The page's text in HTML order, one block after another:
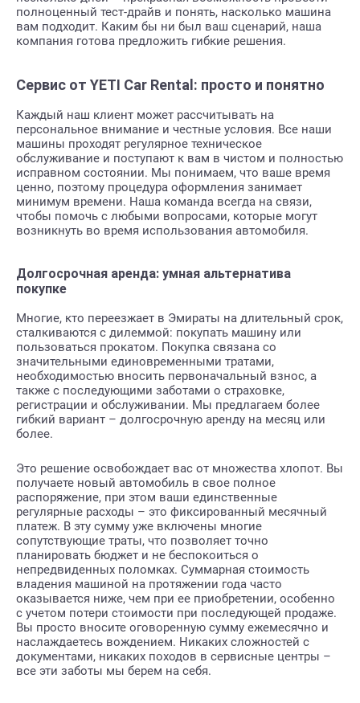
полноценный тест-драйв и понять, насколько машина
вам подходит. Каким бы ни был ваш сценарий, наша
компания готова предложить гибкие решения.
Сервис от YETI Car Rental: просто и понятно
Каждый наш клиент может рассчитывать на
персональное внимание и честные условия. Все наши
машины проходят регулярное техническое
обслуживание и поступают к вам в чистом и полностью
исправном состоянии. Мы понимаем, что ваше время
ценно, поэтому процедура оформления занимает
минимум времени. Наша команда всегда на связи,
чтобы помочь с любыми вопросами, которые могут
возникнуть во время использования автомобиля.
Долгосрочная аренда: умная альтернатива
покупке
Многие, кто переезжает в Эмираты на длительный срок,
сталкиваются с дилеммой: покупать машину или
пользоваться прокатом. Покупка связана со
значительными единовременными тратами,
необходимостью вносить первоначальный взнос, а
также с последующими заботами о страховке,
регистрации и обслуживании. Мы предлагаем более
гибкий вариант – долгосрочную аренду на месяц или
более.
Это решение освобождает вас от множества хлопот. Вы
получаете новый автомобиль в свое полное
распоряжение, при этом ваши единственные
регулярные расходы – это фиксированный месячный
платеж. В эту сумму уже включены многие
сопутствующие траты, что позволяет точно
планировать бюджет и не беспокоиться о
непредвиденных поломках. Суммарная стоимость
владения машиной на протяжении года часто
оказывается ниже, чем при ее приобретении, особенно
с учетом потери стоимости при последующей продаже.
Вы просто вносите оговоренную сумму ежемесячно и
наслаждаетесь вождением. Никаких сложностей с
документами, никаких походов в сервисные центры –
все эти заботы мы берем на себя.